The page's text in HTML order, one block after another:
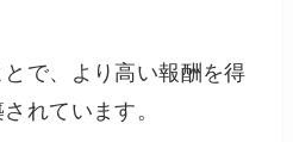
で、より高い報酬を得
れています。